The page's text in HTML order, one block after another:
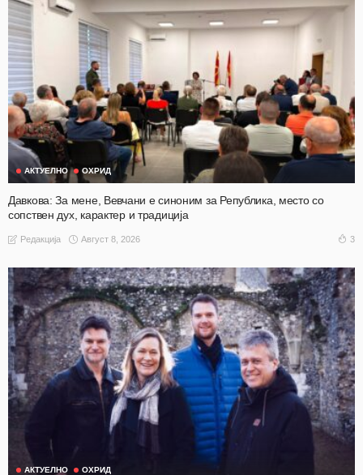
АКТУЕЛНО ОХРИД
Давкова: За мене, Вевчани е синоним за Република, место со
сопствен дух, карактер и традиција
Редакција Август 8, 2026 3
АКТУЕЛНО ОХРИД